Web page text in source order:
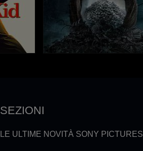
SEZIONI
LE ULTIME NOVITÀ SONY PICTURES